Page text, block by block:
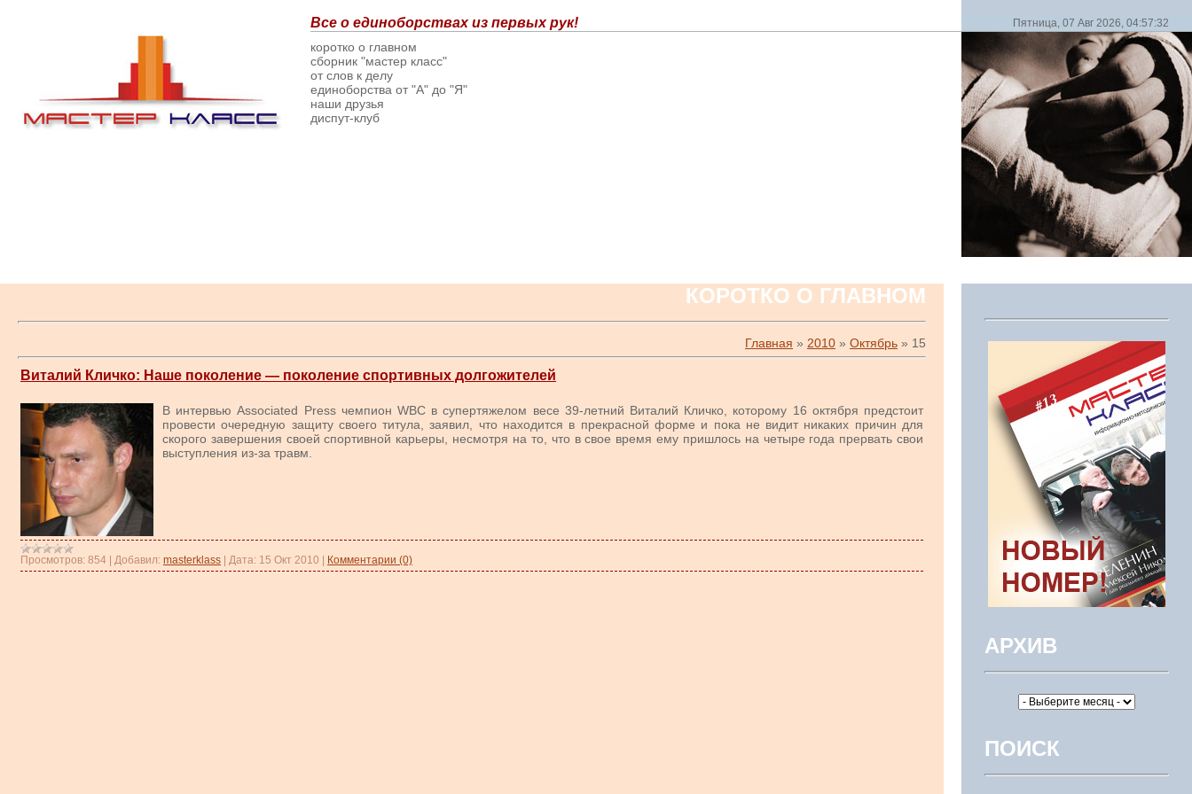
Все о единоборствах из первых рук! Пятница, 07 Авг 2026, 04:57:32
коротко о главном
сборник "мастер класс"
от слов к делу
единоборства от "А" до "Я"
наши друзья
диспут-клуб
КОРОТКО О ГЛАВНОМ
Главная » 2010 » Октябрь » 15
Виталий Кличко: Наше поколение — поколение спортивных долгожителей
В интервью Associated Press чемпион WBC в супертяжелом весе 39-летний Виталий Кличко, которому 16 октября предстоит
провести очередную защиту своего титула, заявил, что находится в прекрасной форме и пока не видит никаких причин для
скорого завершения своей спортивной карьеры, несмотря на то, что в свое время ему пришлось на четыре года прервать свои
выступления из-за травм.
Просмотров: 854 Добавил: masterklass Дата: 15 Окт 2010 Комментарии (0)
АРХИВ
ПОИСК